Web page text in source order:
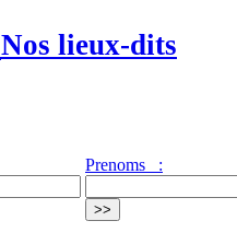
Nos lieux-dits
Prenoms :